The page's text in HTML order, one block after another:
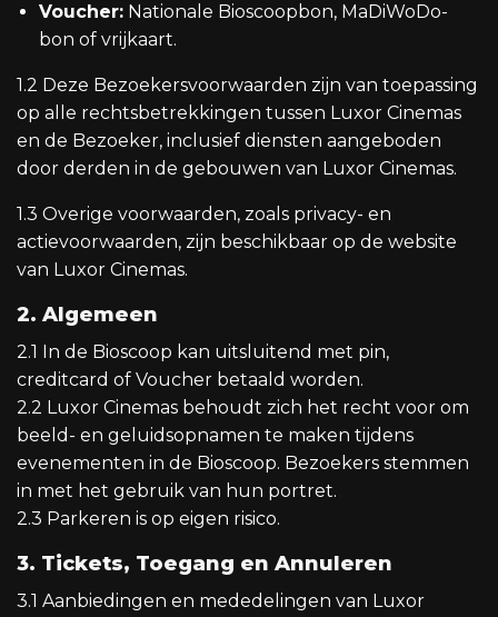
Voucher: Nationale Bioscoopbon, MaDiWoDo-
bon of vrijkaart.
1.2 Deze Bezoekersvoorwaarden zijn van toepassing
op alle rechtsbetrekkingen tussen Luxor Cinemas
en de Bezoeker, inclusief diensten aangeboden
door derden in de gebouwen van Luxor Cinemas.
1.3 Overige voorwaarden, zoals privacy- en
actievoorwaarden, zijn beschikbaar op de website
van Luxor Cinemas.
2. Algemeen
2.1 In de Bioscoop kan uitsluitend met pin,
creditcard of Voucher betaald worden.
2.2 Luxor Cinemas behoudt zich het recht voor om
beeld- en geluidsopnamen te maken tijdens
evenementen in de Bioscoop. Bezoekers stemmen
in met het gebruik van hun portret.
2.3 Parkeren is op eigen risico.
3. Tickets, Toegang en Annuleren
3.1 Aanbiedingen en mededelingen van Luxor